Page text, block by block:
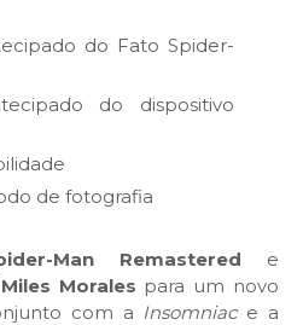
do Fato Spider-
do dispositivo
de fotografia
Man Remastered e
Morales para um novo
com a Insomniac e a